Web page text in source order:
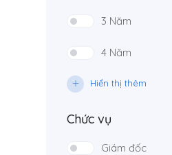
3 Năm
4 Năm
Hiển thị thêm
Chức vụ
Giám đốc